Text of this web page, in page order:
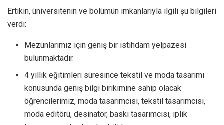
Ertikin, üniversitenin ve bölümün imkanlarıyla ilgili şu bilgileri
verdi:
Mezunlarımız için geniş bir istihdam yelpazesi
bulunmaktadır.
4 yıllık eğitimleri süresince tekstil ve moda tasarımı
konusunda geniş bilgi birikimine sahip olacak
öğrencilerimiz, moda tasarımcısı, tekstil tasarımcısı,
moda editörü, desinatör, baskı tasarımcısı, iplik